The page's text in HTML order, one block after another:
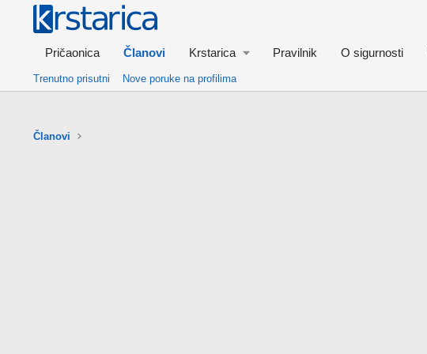
Pričaonica Članovi Krstarica Pravilnik O sigurnosti
Trenutno prisutni Nove poruke na profilima
Članovi